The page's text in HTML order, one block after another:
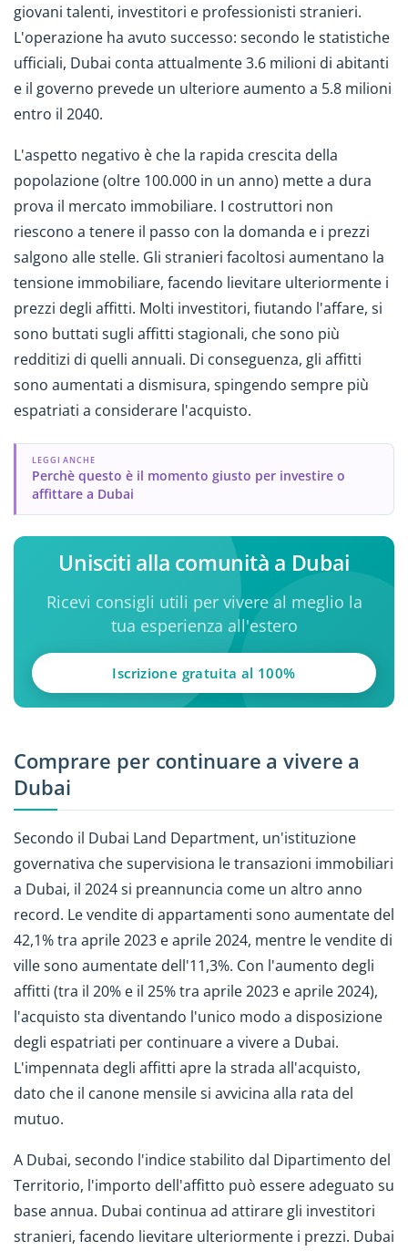
giovani talenti, investitori e professionisti stranieri.
L'operazione ha avuto successo: secondo le statistiche
ufficiali, Dubai conta attualmente 3.6 milioni di abitanti
e il governo prevede un ulteriore aumento a 5.8 milioni
entro il 2040.
L'aspetto negativo è che la rapida crescita della
popolazione (oltre 100.000 in un anno) mette a dura
prova il mercato immobiliare. I costruttori non
riescono a tenere il passo con la domanda e i prezzi
salgono alle stelle. Gli stranieri facoltosi aumentano la
tensione immobiliare, facendo lievitare ulteriormente i
prezzi degli affitti. Molti investitori, fiutando l'affare, si
sono buttati sugli affitti stagionali, che sono più
redditizi di quelli annuali. Di conseguenza, gli affitti
sono aumentati a dismisura, spingendo sempre più
espatriati a considerare l'acquisto.
LEGGI ANCHE
Perchè questo è il momento giusto per investire o
affittare a Dubai
Unisciti alla comunità a Dubai
Ricevi consigli utili per vivere al meglio la
tua esperienza all'estero
Iscrizione gratuita al 100%
Comprare per continuare a vivere a
Dubai
Secondo il Dubai Land Department, un'istituzione
governativa che supervisiona le transazioni immobiliari
a Dubai, il 2024 si preannuncia come un altro anno
record. Le vendite di appartamenti sono aumentate del
42,1% tra aprile 2023 e aprile 2024, mentre le vendite di
ville sono aumentate dell'11,3%. Con l'aumento degli
affitti (tra il 20% e il 25% tra aprile 2023 e aprile 2024),
l'acquisto sta diventando l'unico modo a disposizione
degli espatriati per continuare a vivere a Dubai.
L'impennata degli affitti apre la strada all'acquisto,
dato che il canone mensile si avvicina alla rata del
mutuo.
A Dubai, secondo l'indice stabilito dal Dipartimento del
Territorio, l'importo dell'affitto può essere adeguato su
base annua. Dubai continua ad attirare gli investitori
stranieri, facendo lievitare ulteriormente i prezzi. Dubai